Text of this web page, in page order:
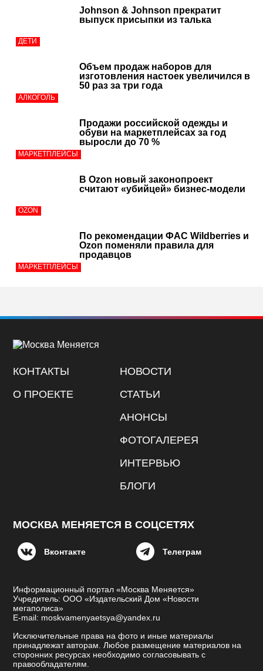
ДЕТИ
Johnson & Johnson прекратит
выпуск присыпки из талька
АЛКОГОЛЬ
Объем продаж наборов для
изготовления настоек увеличился в
50 раз за три года
МАРКЕТПЛЕЙСЫ
Продажи российской одежды и
обуви на маркетплейсах за год
выросли до 70 %
OZON
В Ozon новый законопроект
считают «убийцей» бизнес-модели
МАРКЕТПЛЕЙСЫ
По рекомендации ФАС Wildberries и
Ozon поменяли правила для
продавцов
КОНТАКТЫ
О ПРОЕКТЕ
НОВОСТИ
СТАТЬИ
АНОНСЫ
ФОТОГАЛЕРЕЯ
ИНТЕРВЬЮ
БЛОГИ
МОСКВА МЕНЯЕТСЯ В СОЦСЕТЯХ
Вконтакте Телеграм
Информационный портал «Москва Меняется»
Учредитель: ООО «Издательский Дом «Новости
мегаполиса»
E-mail: moskvamenyaetsya@yandex.ru
Исключительные права на фото и иные материалы
принадлежат авторам. Любое размещение материалов на
сторонних ресурсах необходимо согласовывать с
правообладателям.